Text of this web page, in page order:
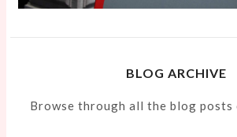
BLOG ARCHIVE
Browse through all the blog posts